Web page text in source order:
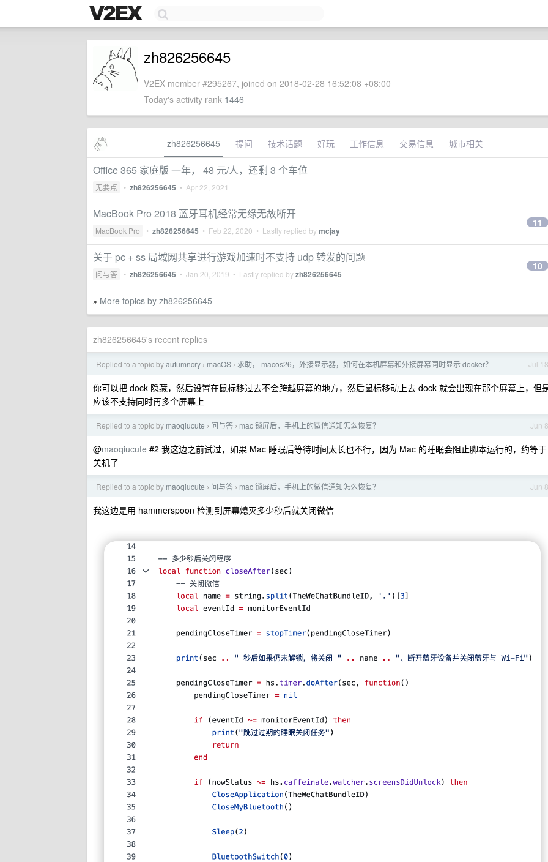
zh826256645
V2EX member #295267, joined on 2018-02-28 16:52:08 +08:00
Today's activity rank 1446
zh826256645 提问 技术话题 好玩 工作信息 交易信息 城市相关
Office 365 家庭版 一年， 48 元/人，还剩 3 个车位
无要点 • zh826256645 • Apr 22, 2021
MacBook Pro 2018 蓝牙耳机经常无缘无故断开
MacBook Pro • zh826256645 • Feb 22, 2020 • Lastly replied bymcjay
11
关于 pc + ss 局域网共享进行游戏加速时不支持 udp 转发的问题
问与答 • zh826256645 • Jan 20, 2019 • Lastly replied byzh826256645
10
» More topics by zh826256645
zh826256645's recent replies
Jul 18
Replied to a topic byautumncry › macOS › 求助， macos26，外接显示器，如何在本机屏幕和外接屏幕同时显示 docker？
你可以把 dock 隐藏，然后设置在鼠标移过去不会跨越屏幕的地方，然后鼠标移动上去 dock 就会出现在那个屏幕上，但
应该不支持同时再多个屏幕上
Jun 8
Replied to a topic by maoqiucute › 问与答 › mac 锁屏后，手机上的微信通知怎么恢复？
@maoqiucute #2 我这边之前试过，如果 Mac 睡眠后等待时间太长也不行，因为 Mac 的睡眠会阻止脚本运行的，约等于
关机了
Jun 8
Replied to a topic by maoqiucute › 问与答 › mac 锁屏后，手机上的微信通知怎么恢复？
我这边是用 hammerspoon 检测到屏幕熄灭多少秒后就关闭微信